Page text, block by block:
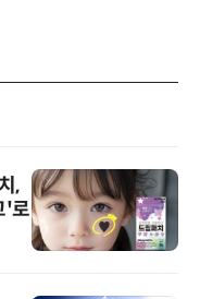
,
'로